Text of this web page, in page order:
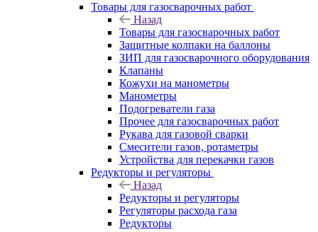
Товары для газосварочных работ
Назад
Товары для газосварочных работ
Защитные колпаки на баллоны
ЗИП для газосварочного оборудования
Клапаны
Кожухи на манометры
Манометры
Подогреватели газа
Прочее для газосварочных работ
Рукава для газовой сварки
Смесители газов, ротаметры
Устройства для перекачки газов
Редукторы и регуляторы
Назад
Редукторы и регуляторы
Регуляторы расхода газа
Редукторы